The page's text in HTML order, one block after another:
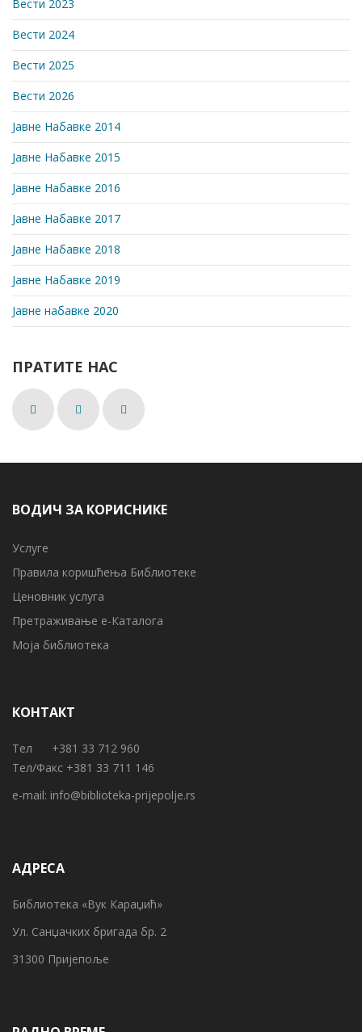
Вести 2023
Вести 2024
Вести 2025
Вести 2026
Јавне Набавке 2014
Јавне Набавке 2015
Јавне Набавке 2016
Јавне Набавке 2017
Јавне Набавке 2018
Јавне Набавке 2019
Јавне набавке 2020
ПРАТИТЕ НАС
ВОДИЧ ЗА КОРИСНИКЕ
Услуге
Правила коришћења Библиотеке
Ценовник услуга
Претраживање е-Каталога
Моја библиотека
КОНТАКТ
Тел +381 33 712 960
Тел/Факс +381 33 711 146
e-mail: info@biblioteka-prijepolje.rs
АДРЕСА
Библиотека «Вук Караџић»
Ул. Санџачких бригада бр. 2
31300 Пријепоље